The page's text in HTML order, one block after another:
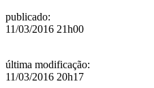
publicado:
11/03/2016 21h00
última modificação:
11/03/2016 20h17